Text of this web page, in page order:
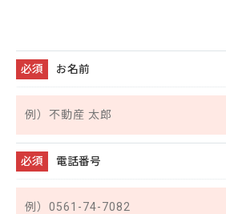
お名前
電話番号